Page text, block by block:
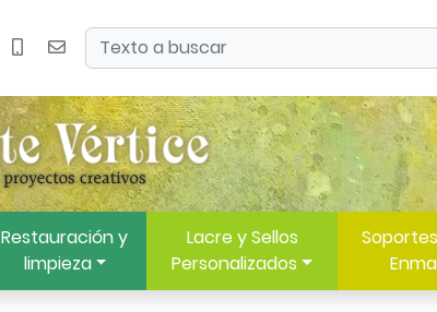
Buscar
Restauración y
limpieza
Lacre y Sellos
Personalizados